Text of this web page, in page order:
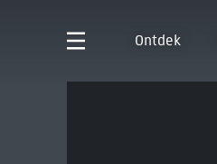
Ontdek